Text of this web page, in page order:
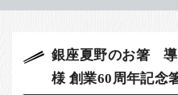
子供和食器（贈答用・自宅用）
銀座夏野・箸長 について
銀座夏野のお箸 導
様 創業60周年記念